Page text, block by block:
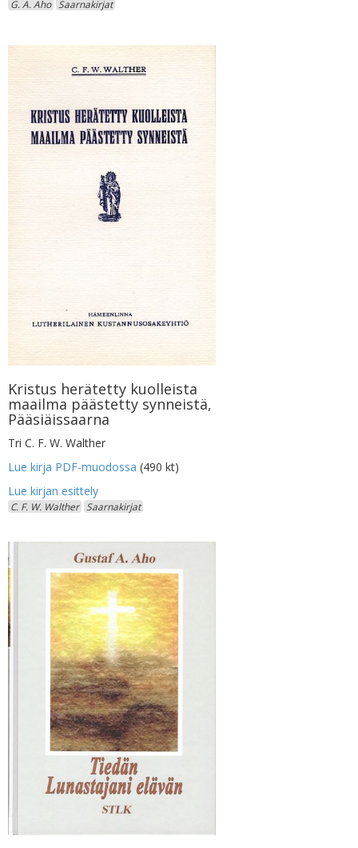
G. A. Aho Saarnakirjat
Kristus herätetty kuolleista
maailma päästetty synneistä,
Pääsiäissaarna
Tri C. F. W. Walther
Lue kirja PDF-muodossa (490 kt)
C. F. W. Walther Saarnakirjat